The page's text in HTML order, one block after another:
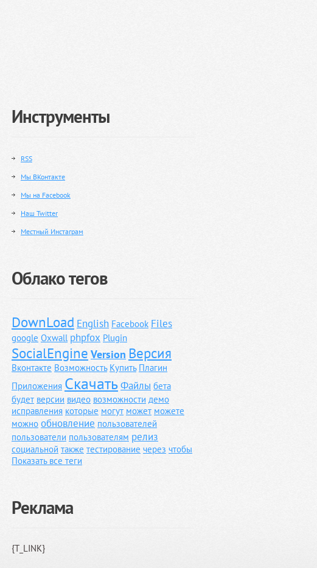
Инструменты
RSS
Мы ВКонтакте
Мы на Facebook
Наш Twitter
Местный Инстаграм
Облако тегов
DownLoad English Facebook Files
google Oxwall phpfox Plugin
SocialEngine Version Версия
Вконтакте Возможность Купить Плагин
Приложения СкачатьФайлы бета
будет версии видео возможности демо
исправления которые могут может можете
можно обновление пользователей
пользователи пользователям релиз
социальной также тестирование через чтобы
Показать все теги
Реклама
{T_LINK}